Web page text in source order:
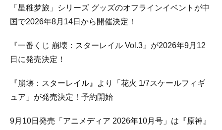
「星稚梦旅」シリーズ グッズのオフラインイベントが中
国で2026年8月14日から開催決定！
『一番くじ 崩壊：スターレイル Vol.3』が2026年9月12
日に発売決定！
『崩壊：スターレイル』より「花火 1/7スケールフィギ
ュア」が発売決定！予約開始
9月10日発売「アニメディア 2026年10月号」は『原神』